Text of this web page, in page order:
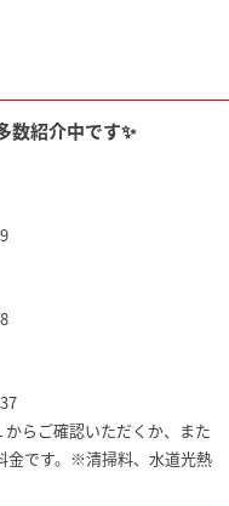
数紹介中です✨
らご確認いただくか、また
金です。※清掃料、水道光熱